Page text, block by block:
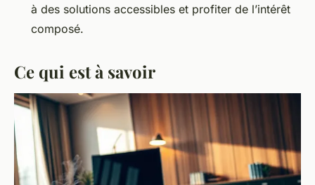
à des solutions accessibles et profiter de l’intérêt
composé.
Ce qui est à savoir